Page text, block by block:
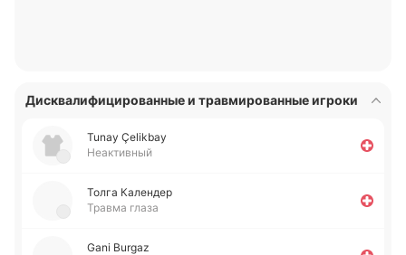
Дисквалифицированные и травмированные игроки
Tunay Çelikbay
Неактивный
Толга Ка­ле­ндер
Травма глаза
Gani Burgaz